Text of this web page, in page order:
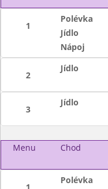
1
Polévka
Jídlo
Nápoj
2
Jídlo
3
Jídlo
Menu Chod
Polévka